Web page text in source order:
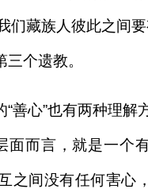
们藏族人彼此之间要
三个遗教。
“善心”也有两种理解
面而言，就是一个
之间没有任何害心